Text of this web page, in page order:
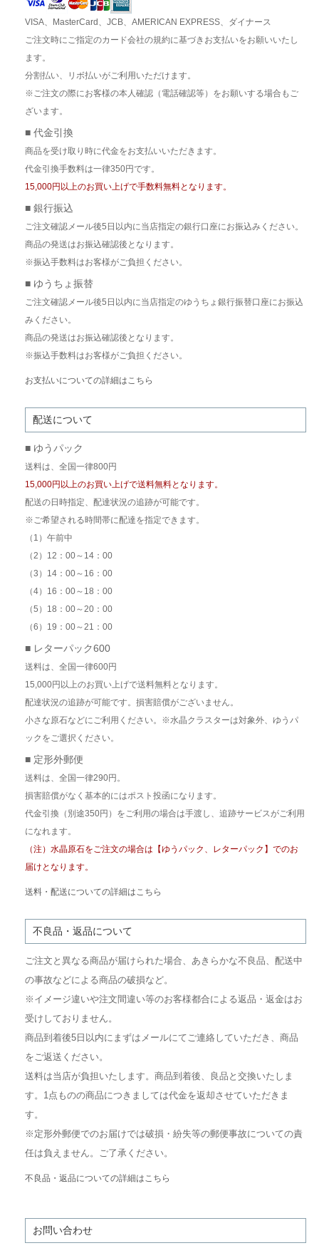
VISA、MasterCard、JCB、AMERICAN EXPRESS、ダイナース
ご注文時にご指定のカード会社の規約に基づきお支払いをお願いいたし
ます。
分割払い、リボ払いがご利用いただけます。
※ご注文の際にお客様の本人確認（電話確認等）をお願いする場合もご
ざいます。
■ 代金引換
商品を受け取り時に代金をお支払いいただきます。
代金引換手数料は一律350円です。
15,000円以上のお買い上げで手数料無料となります。
■ 銀行振込
ご注文確認メール後5日以内に当店指定の銀行口座にお振込みください。
商品の発送はお振込確認後となります。
※振込手数料はお客様がご負担ください。
■ ゆうちょ振替
ご注文確認メール後5日以内に当店指定のゆうちょ銀行振替口座にお振込
みください。
商品の発送はお振込確認後となります。
※振込手数料はお客様がご負担ください。
お支払いについての詳細はこちら
配送について
■ ゆうパック
送料は、全国一律800円
15,000円以上のお買い上げで送料無料となります。
配送の日時指定、配達状況の追跡が可能です。
※ご希望される時間帯に配達を指定できます。
（1）午前中
（2）12：00～14：00
（3）14：00～16：00
（4）16：00～18：00
（5）18：00～20：00
（6）19：00～21：00
■ レターパック600
送料は、全国一律600円
15,000円以上のお買い上げで送料無料となります。
配達状況の追跡が可能です。損害賠償がございません。
小さな原石などにご利用ください。※水晶クラスターは対象外、ゆうパ
ックをご選択ください。
■ 定形外郵便
送料は、全国一律290円。
損害賠償がなく基本的にはポスト投函になります。
代金引換（別途350円）をご利用の場合は手渡し、追跡サービスがご利用
になれます。
（注）水晶原石をご注文の場合は【ゆうパック、レターパック】でのお
届けとなります。
送料・配送についての詳細はこちら
不良品・返品について
ご注文と異なる商品が届けられた場合、あきらかな不良品、配送中
の事故などによる商品の破損など。
※イメージ違いや注文間違い等のお客様都合による返品・返金はお
受けしておりません。
商品到着後5日以内にまずはメールにてご連絡していただき、商品
をご返送ください。
送料は当店が負担いたします。商品到着後、良品と交換いたしま
す。1点ものの商品につきましては代金を返却させていただきま
す。
※定形外郵便でのお届けでは破損・紛失等の郵便事故についての責
任は負えません。ご了承ください。
不良品・返品についての詳細はこちら
お問い合わせ